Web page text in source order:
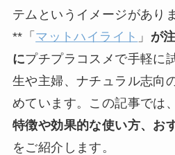
テムというイメージがあり
**「 マットハイライト 」 が
にプチプラコスメで手軽に
生や主婦、ナチュラル志向
めています。この記事では、
特徴や効果的な使い方、お
をご紹介します。